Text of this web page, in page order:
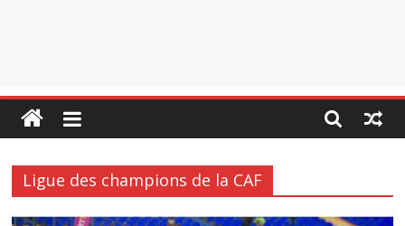
Ligue des champions de la CAF